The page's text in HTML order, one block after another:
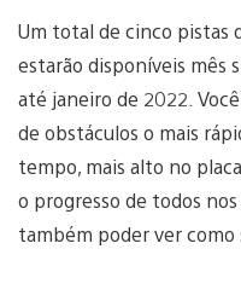
Um total de cinco pistas
estarão disponíveis mês
até janeiro de 2022.
de obstáculos o mais
tempo, mais alto no
o progresso de todos
também poder ver como